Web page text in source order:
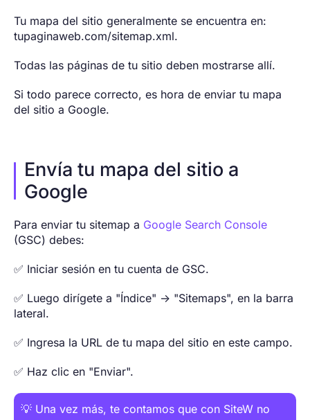
Tu mapa del sitio generalmente se encuentra en:
tupaginaweb.com/sitemap.xml.
Todas las páginas de tu sitio deben mostrarse allí.
Si todo parece correcto, es hora de enviar tu mapa
del sitio a Google.
Envía tu mapa del sitio a
Google
Para enviar tu sitemap a Google Search Console
(GSC) debes:
✅ Iniciar sesión en tu cuenta de GSC.
✅ Luego dirígete a "Índice" → "Sitemaps", en la barra
lateral.
✅ Ingresa la URL de tu mapa del sitio en este campo.
✅ Haz clic en "Enviar".
💡 Una vez más, te contamos que con SiteW no